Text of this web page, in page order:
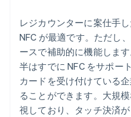
レジカウンターに案仕手
NFC が最適です。ただし
ースで補助的に機能しま
半はすでに NFC をサポー
カードを受け付けている
ることができます。大規
視しており、タッチ決済